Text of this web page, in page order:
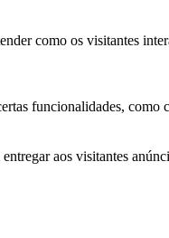
como os visitantes
funcionalidades,
aos visitantes